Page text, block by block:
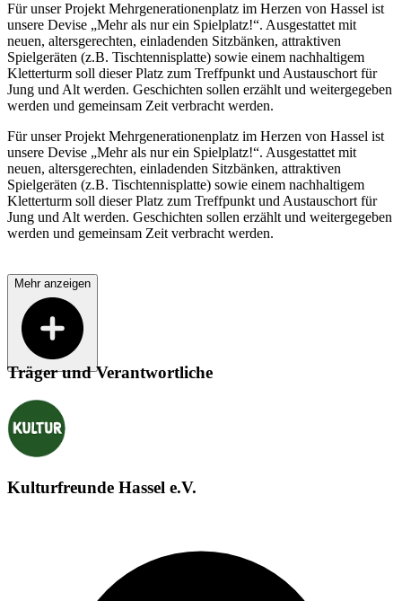
Für unser Projekt Mehrgenerationenplatz im Herzen von Hassel ist
unsere Devise „Mehr als nur ein Spielplatz!“. Ausgestattet mit
neuen, altersgerechten, einladenden Sitzbänken, attraktiven
Spielgeräten (z.B. Tischtennisplatte) sowie einem nachhaltigem
Kletterturm soll dieser Platz zum Treffpunkt und Austauschort für
Jung und Alt werden. Geschichten sollen erzählt und weitergegeben
werden und gemeinsam Zeit verbracht werden.
Für unser Projekt Mehrgenerationenplatz im Herzen von Hassel ist
unsere Devise „Mehr als nur ein Spielplatz!“. Ausgestattet mit
neuen, altersgerechten, einladenden Sitzbänken, attraktiven
Spielgeräten (z.B. Tischtennisplatte) sowie einem nachhaltigem
Kletterturm soll dieser Platz zum Treffpunkt und Austauschort für
Jung und Alt werden. Geschichten sollen erzählt und weitergegeben
werden und gemeinsam Zeit verbracht werden.
Mehr anzeigen
Träger und Verantwortliche
Kulturfreunde Hassel e.V.